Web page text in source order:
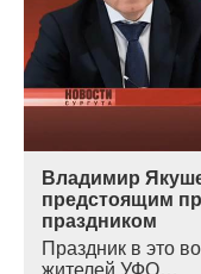
Владимир
предстоящим
праздником
Праздник в это
жителей УФО…